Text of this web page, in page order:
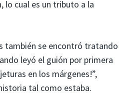
lo cual es un tributo a la
también se encontró tratando
leyó el guión por primera
en los márgenes!”,
tal como estaba.